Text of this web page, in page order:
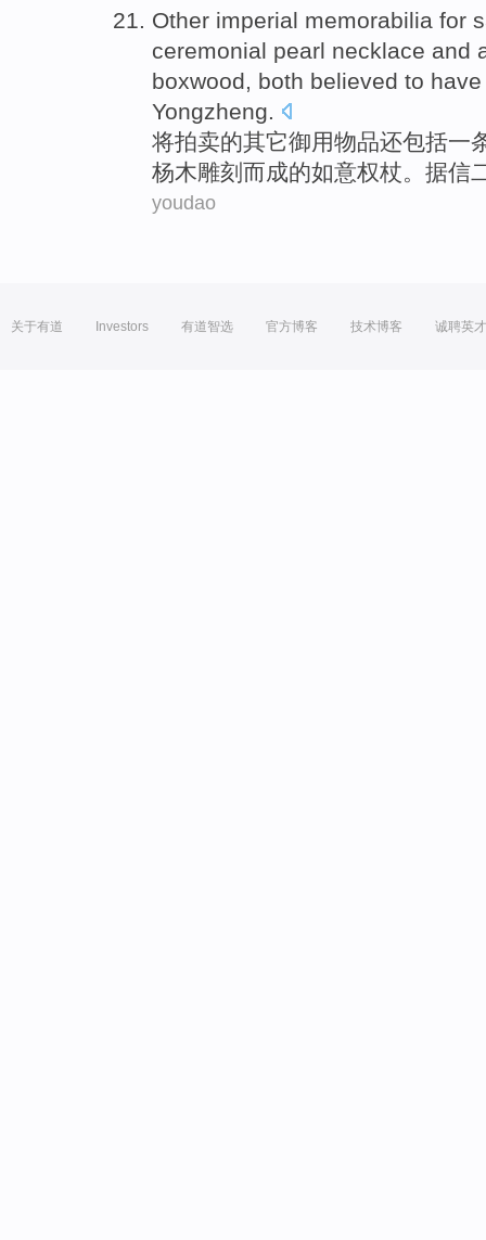
Other imperial memorabilia for
ceremonial pearl necklace and
boxwood, both believed to
Yongzheng.
将拍卖的其它御用物品还包括一
杨木雕刻而成的如意权杖。 据信
youdao
关于有道 Investors 有道智选 官方博客 技术博客 诚聘英才